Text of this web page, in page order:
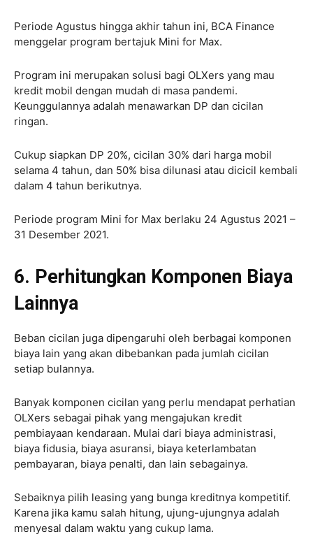
Periode Agustus hingga akhir tahun ini, BCA Finance
menggelar program bertajuk Mini for Max.
Program ini merupakan solusi bagi OLXers yang mau
kredit mobil dengan mudah di masa pandemi.
Keunggulannya adalah menawarkan DP dan cicilan
ringan.
Cukup siapkan DP 20%, cicilan 30% dari harga mobil
selama 4 tahun, dan 50% bisa dilunasi atau dicicil kembali
dalam 4 tahun berikutnya.
Periode program Mini for Max berlaku 24 Agustus 2021 –
31 Desember 2021.
6. Perhitungkan Komponen Biaya
Lainnya
Beban cicilan juga dipengaruhi oleh berbagai komponen
biaya lain yang akan dibebankan pada jumlah cicilan
setiap bulannya.
Banyak komponen cicilan yang perlu mendapat perhatian
OLXers sebagai pihak yang mengajukan kredit
pembiayaan kendaraan. Mulai dari biaya administrasi,
biaya fidusia, biaya asuransi, biaya keterlambatan
pembayaran, biaya penalti, dan lain sebagainya.
Sebaiknya pilih leasing yang bunga kreditnya kompetitif.
Karena jika kamu salah hitung, ujung-ujungnya adalah
menyesal dalam waktu yang cukup lama.